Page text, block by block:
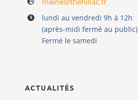
lundi au vendredi 9h à 12h
(après-midi fermé au public)
Fermé le samedi
ACTUALITÉS